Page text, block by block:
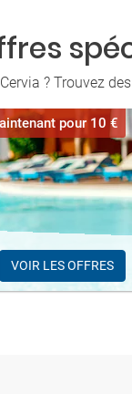
? Trouvez
VOIR LES OFFRES
pour 10 €